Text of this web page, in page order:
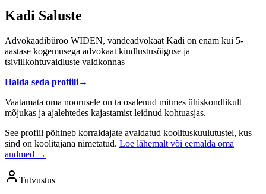
Kadi Saluste
Advokaadibüroo WIDEN, vandeadvokaat Kadi on enam kui 5-
aastase kogemusega advokaat kindlustusõiguse ja
tsiviilkohtuvaidluste valdkonnas
Halda seda profiili→
Vaatamata oma noorusele on ta osalenud mitmes ühiskondlikult
mõjukas ja ajalehtedes kajastamist leidnud kohtuasjas.
See profiil põhineb korraldajate avaldatud koolituskuulutustel, kus
sind on koolitajana nimetatud. Loe lähemalt või eemalda oma
andmed →
Tutvustus